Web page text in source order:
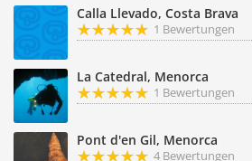
Calla Llevado, Costa Brava
1 Bewertungen
La Catedral, Menorca
1 Bewertungen
Pont d'en Gil, Menorca
4 Bewertungen